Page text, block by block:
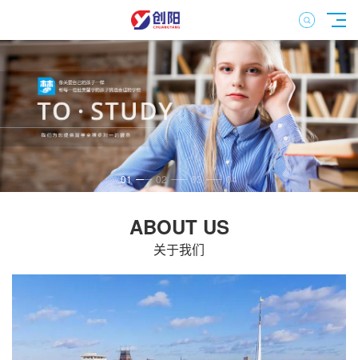
01 02 03 04
ABOUT US
关于我们